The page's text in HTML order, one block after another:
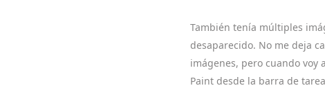
También tenía múltiples
desaparecido. No me deja
imágenes, pero cuando voy
Paint desde la barra de